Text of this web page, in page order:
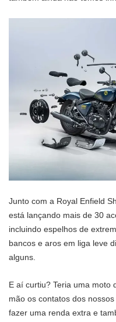
Junto com a Royal Enfield
está lançando mais de 30
incluindo espelhos de
bancos e aros em liga leve
alguns.
E aí curtiu? Teria uma moto
mão os contatos dos
fazer uma renda extra e